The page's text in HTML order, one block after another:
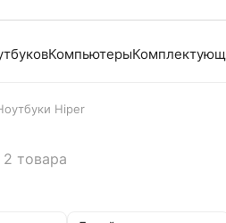
Компьютеры
Hiper
2 товара